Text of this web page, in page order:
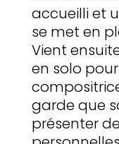
accueilli et
se met en
Vient
en solo
garde que
présenter